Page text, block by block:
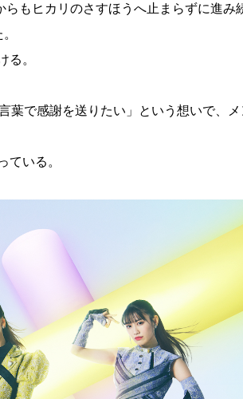
らもヒカリのさすほうへ止まらずに進み
る。
葉で感謝を送りたい」という想いで、
いる。